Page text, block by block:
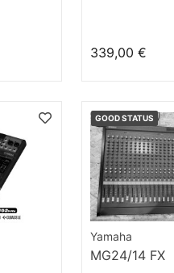
339,00 €
GOOD STATUS
Yamaha
MG24/14 FX